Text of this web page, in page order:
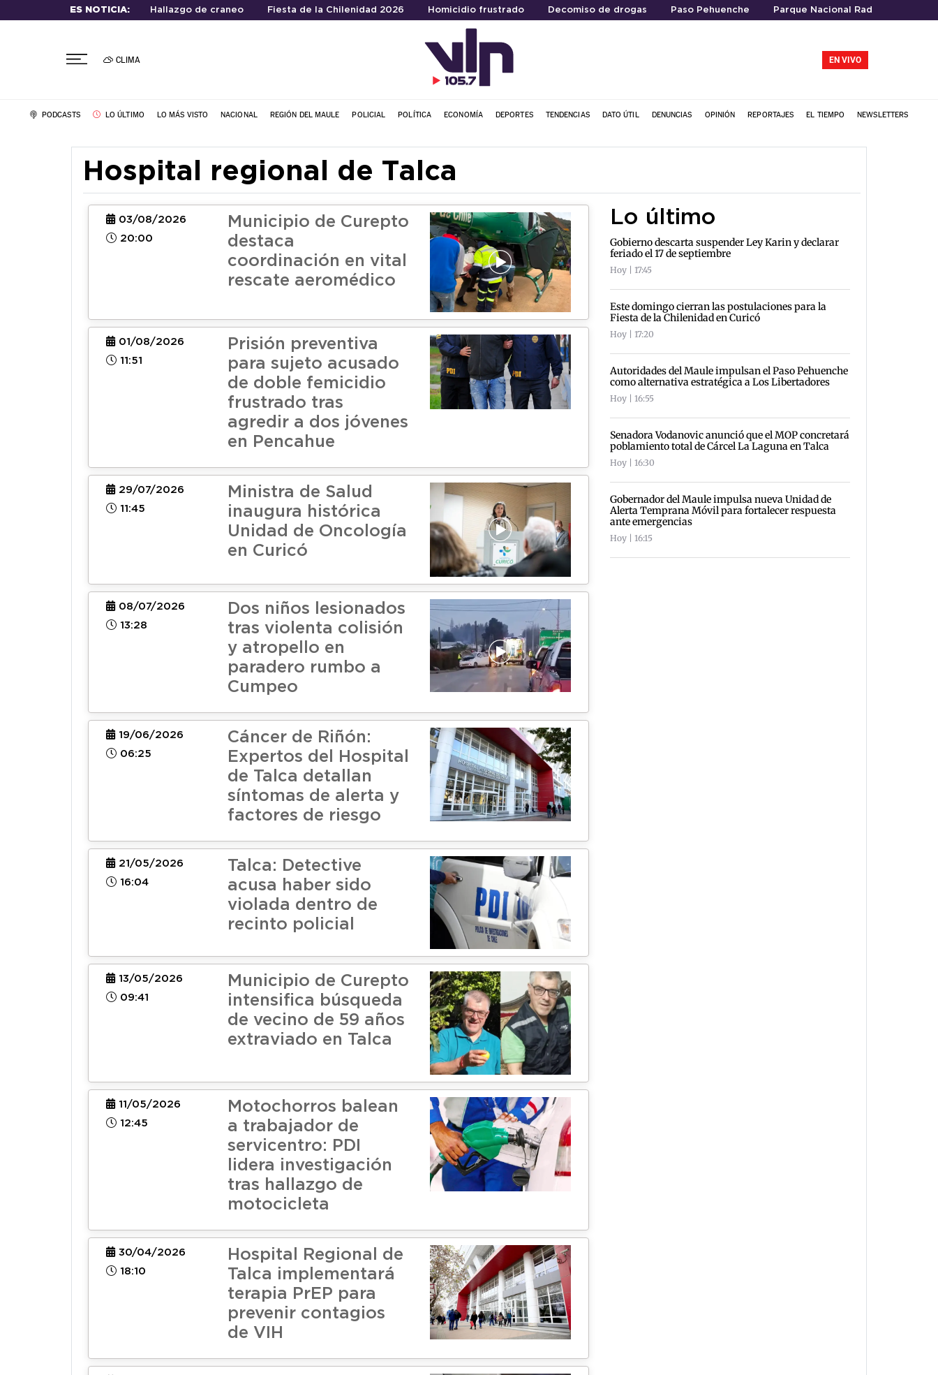
ES NOTICIA: Hallazgo de craneo Fiesta de la Chilenidad 2026 Homicidio frustrado Decomiso de drogas Paso Pehuenche Parque Nacional Radal Siete Tazas
CLIMA EN VIVO
PODCASTS LO ÚLTIMO LO MÁS VISTO NACIONAL REGIÓN DEL MAULE POLICIAL POLÍTICA ECONOMÍA DEPORTES TENDENCIAS DATO ÚTIL DENUNCIAS OPINIÓN REPORTAJES EL TIEMPO NEWSLETTERS
Hospital regional de Talca
03/08/2026
20:00
Municipio de Curepto
destaca
coordinación en vital
rescate aeromédico
01/08/2026
11:51
Prisión preventiva
para sujeto acusado
de doble femicidio
frustrado tras
agredir a dos jóvenes
en Pencahue
29/07/2026
11:45
Ministra de Salud
inaugura histórica
Unidad de Oncología
en Curicó
08/07/2026
13:28
Dos niños lesionados
tras violenta colisión
y atropello en
paradero rumbo a
Cumpeo
19/06/2026
06:25
Cáncer de Riñón:
Expertos del Hospital
de Talca detallan
síntomas de alerta y
factores de riesgo
21/05/2026
16:04
Talca: Detective
acusa haber sido
violada dentro de
recinto policial
13/05/2026
09:41
Municipio de Curepto
intensifica búsqueda
de vecino de 59 años
extraviado en Talca
11/05/2026
12:45
Motochorros balean
a trabajador de
servicentro: PDI
lidera investigación
tras hallazgo de
motocicleta
30/04/2026
18:10
Hospital Regional de
Talca implementará
terapia PrEP para
prevenir contagios
de VIH
Lo último
Gobierno descarta suspender Ley Karin y declarar
feriado el 17 de septiembre
Hoy | 17:45
Este domingo cierran las postulaciones para la
Fiesta de la Chilenidad en Curicó
Hoy | 17:20
Autoridades del Maule impulsan el Paso Pehuenche
como alternativa estratégica a Los Libertadores
Hoy | 16:55
Senadora Vodanovic anunció que el MOP concretará
poblamiento total de Cárcel La Laguna en Talca
Hoy | 16:30
Gobernador del Maule impulsa nueva Unidad de
Alerta Temprana Móvil para fortalecer respuesta
ante emergencias
Hoy | 16:15